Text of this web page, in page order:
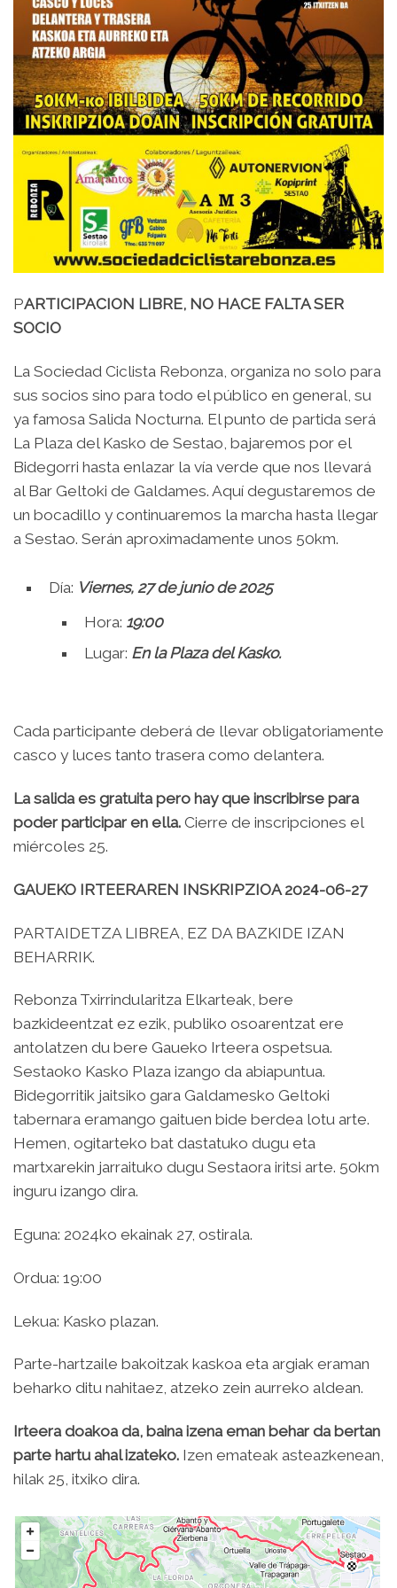
PARTICIPACION LIBRE, NO HACE FALTA SER
SOCIO
La Sociedad Ciclista Rebonza, organiza no solo para
sus socios sino para todo el público en general, su
ya famosa Salida Nocturna. El punto de partida será
La Plaza del Kasko de Sestao, bajaremos por el
Bidegorri hasta enlazar la vía verde que nos llevará
al Bar Geltoki de Galdames. Aquí degustaremos de
un bocadillo y continuaremos la marcha hasta llegar
a Sestao. Serán aproximadamente unos 50km.
Día: Viernes, 27 de junio de 2025
Hora: 19:00
Lugar: En la Plaza del Kasko.
Cada participante deberá de llevar obligatoriamente
casco y luces tanto trasera como delantera.
La salida es gratuita pero hay que inscribirse para
poder participar en ella. Cierre de inscripciones el
miércoles 25.
GAUEKO IRTEERAREN INSKRIPZIOA 2024-06-27
PARTAIDETZA LIBREA, EZ DA BAZKIDE IZAN
BEHARRIK.
Rebonza Txirrindularitza Elkarteak, bere
bazkideentzat ez ezik, publiko osoarentzat ere
antolatzen du bere Gaueko Irteera ospetsua.
Sestaoko Kasko Plaza izango da abiapuntua.
Bidegorritik jaitsiko gara Galdamesko Geltoki
tabernara eramango gaituen bide berdea lotu arte.
Hemen, ogitarteko bat dastatuko dugu eta
martxarekin jarraituko dugu Sestaora iritsi arte. 50km
inguru izango dira.
Eguna: 2024ko ekainak 27, ostirala.
Ordua: 19:00
Lekua: Kasko plazan.
Parte-hartzaile bakoitzak kaskoa eta argiak eraman
beharko ditu nahitaez, atzeko zein aurreko aldean.
Irteera doakoa da, baina izena eman behar da bertan
parte hartu ahal izateko. Izen emateak asteazkenean,
hilak 25, itxiko dira.